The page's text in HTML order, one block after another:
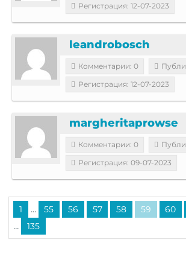
Регистрация: 12-07-2023
leandrobosch
Комментарии: 0
Регистрация: 12-07-2023
margheritaprowse
Комментарии: 0
Регистрация: 09-07-2023
1 ... 55 56 57 58 59 60
... 135